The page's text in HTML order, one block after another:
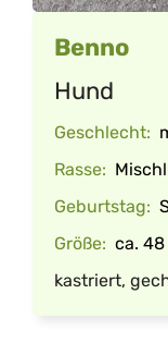
Benno
Hund
Geschlecht:
Rasse:
Geburtstag:
Größe: ca.
kastriert,